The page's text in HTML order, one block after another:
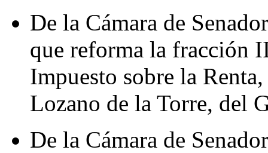
De la Cámara de
que reforma la fracción
Impuesto sobre la
Lozano de la Torre, del
De la Cámara de